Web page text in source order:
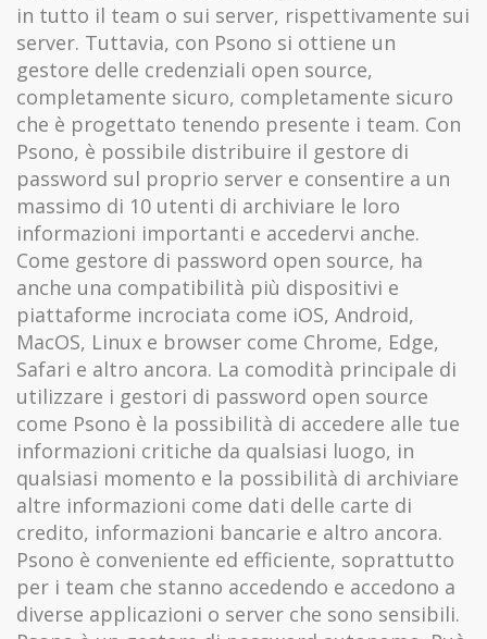
in tutto il team o sui server, rispettivamente sui
server. Tuttavia, con Psono si ottiene un
gestore delle credenziali open source,
completamente sicuro, completamente sicuro
che è progettato tenendo presente i team. Con
Psono, è possibile distribuire il gestore di
password sul proprio server e consentire a un
massimo di 10 utenti di archiviare le loro
informazioni importanti e accedervi anche.
Come gestore di password open source, ha
anche una compatibilità più dispositivi e
piattaforme incrociata come iOS, Android,
MacOS, Linux e browser come Chrome, Edge,
Safari e altro ancora. La comodità principale di
utilizzare i gestori di password open source
come Psono è la possibilità di accedere alle tue
informazioni critiche da qualsiasi luogo, in
qualsiasi momento e la possibilità di archiviare
altre informazioni come dati delle carte di
credito, informazioni bancarie e altro ancora.
Psono è conveniente ed efficiente, soprattutto
per i team che stanno accedendo e accedono a
diverse applicazioni o server che sono sensibili.